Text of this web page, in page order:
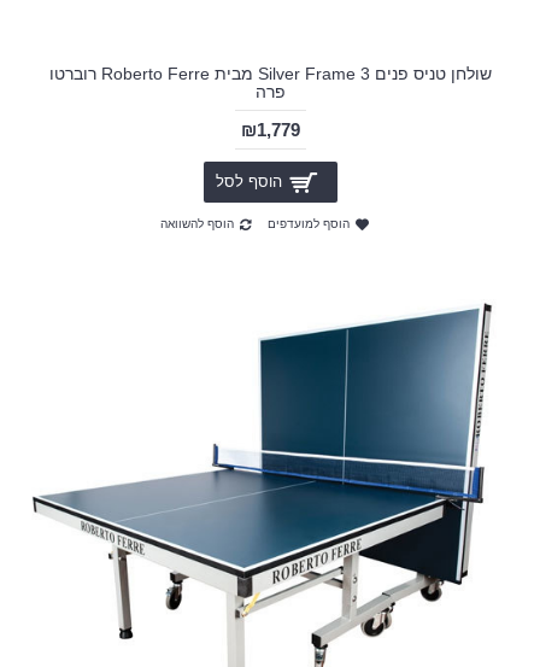
שולחן טניס פנים 3 Silver Frame מבית Roberto Ferre רוברטו
פרה
₪1,779
הוסף לסל
הוסף למועדפים הוסף להשוואה